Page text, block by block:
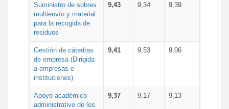
Suministro de sobres
multienvío y material
para la recogida de
residuos
9,43 9,34 9,39
Gestión de cátedras
de empresa (Dirigida
a empresas e
instituciones)
9,41 9,53 9,06
Apoyo académico-
administrativo de los
9,37 9,17 9,13